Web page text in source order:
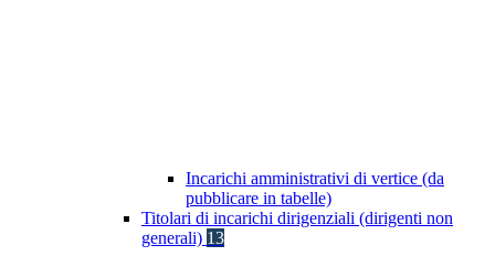
Incarichi amministrativi di vertice (da
pubblicare in tabelle)
Titolari di incarichi dirigenziali (dirigenti non
generali) 13